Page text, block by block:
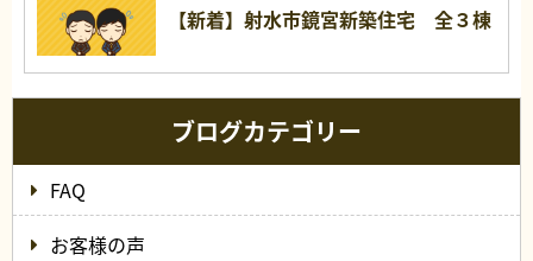
【新着】射水市鏡宮新築住宅 全３棟
ブログカテゴリー
FAQ
お客様の声